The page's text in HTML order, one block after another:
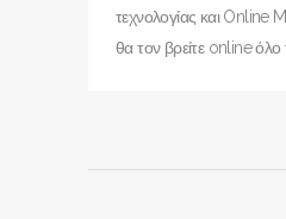
τεχνολογίας και Online
θα τον βρείτε online